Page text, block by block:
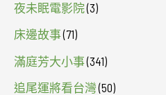
夜未眠電影院(3)
床邊故事(71)
滿庭芳大小事(341)
追尾運將看台灣(50)